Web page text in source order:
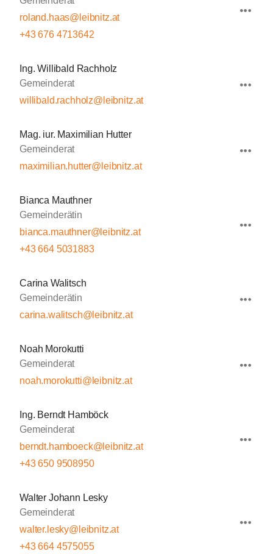
roland.haas@leibnitz.at
+43 676 4713642
Ing. Willibald Rachholz
Gemeinderat
willibald.rachholz@leibnitz.at
Mag. iur. Maximilian Hutter
Gemeinderat
maximilian.hutter@leibnitz.at
Bianca Mauthner
Gemeinderätin
bianca.mauthner@leibnitz.at
+43 664 5031883
Carina Walitsch
Gemeinderätin
carina.walitsch@leibnitz.at
Noah Morokutti
Gemeinderat
noah.morokutti@leibnitz.at
Ing. Berndt Hamböck
Gemeinderat
berndt.hamboeck@leibnitz.at
+43 650 9508950
Walter Johann Lesky
Gemeinderat
walter.lesky@leibnitz.at
+43 664 4575055